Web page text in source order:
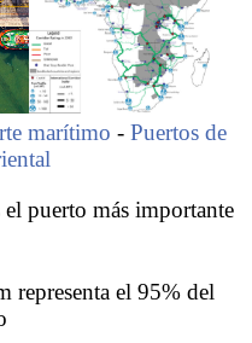
marítimo - Puertos de
el puerto más importante
representa el 95% del